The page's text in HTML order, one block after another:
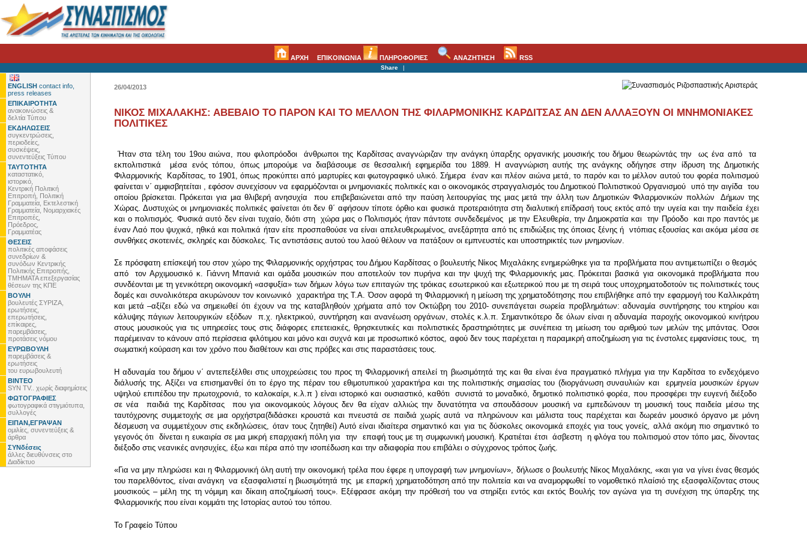
ΑΡΧΗ ΕΠΙΚΟΙΝΩΝΙΑ ΠΛΗΡΟΦΟΡΙΕΣ ΑΝΑΖΗΤΗΣΗ RSS
Share |
ENGLISH contact info,
press releases
ΕΠΙΚΑΙΡΟΤΗΤΑ
ανακοινώσεις &
δελτία Τύπου
ΕΚΔΗΛΩΣΕΙΣ
συγκεντρώσεις,
περιοδείες,
συσκέψεις,
συνεντεύξεις Τύπου
ΤΑΥΤΟΤΗΤΑ
καταστατικό,
ιστορικό,
Κεντρική Πολιτική
Επιτροπή, Πολιτική
Γραμματεία, Εκτελεστική
Γραμματεία, Νομαρχιακές
Επιτροπές,
Πρόεδρος,
Γραμματέας
ΘΕΣΕΙΣ
πολιτικές αποφάσεις
συνεδρίων &
συνόδων Κεντρικής
Πολιτικής Επιτροπής,
ΤΜΗΜΑΤΑ επεξεργασίας
θέσεων της ΚΠΕ
ΒΟΥΛΗ
βουλευτές ΣΥΡΙΖΑ,
ερωτήσεις,
επερωτήσεις,
επίκαιρες,
παρεμβάσεις,
προτάσεις νόμου
ΕΥΡΩΒΟΥΛΗ
παρεμβάσεις &
ερωτήσεις
του ευρωβουλευτή
ΒΙΝΤΕΟ
SYN TV.. χωρίς διαφημίσεις
ΦΩΤΟΓΡΑΦΙΕΣ
φωτογραφικά στιγμιότυπα,
συλλογές
ΕΙΠΑΝ,ΕΓΡΑΨΑΝ
ομιλίες, συνεντεύξεις &
άρθρα
ΣΥΝδέσεις
άλλες διευθύνσεις στο
Διαδίκτυο
26/04/2013
ΝΙΚΟΣ ΜΙΧΑΛΑΚΗΣ: ΑΒΕΒΑΙΟ ΤΟ ΠΑΡΟΝ ΚΑΙ ΤΟ ΜΕΛΛΟΝ ΤΗΣ ΦΙΛΑΡΜΟΝΙΚΗΣ ΚΑΡΔΙΤΣΑΣ ΑΝ ΔΕΝ ΑΛΛΑΞΟΥΝ ΟΙ ΜΝΗΜΟΝΙΑΚΕΣ
ΠΟΛΙΤΙΚΕΣ
Ήταν στα τέλη του 19ου αιώνα, που φιλοπρόοδοι άνθρωποι της Καρδίτσας αναγνώριζαν την ανάγκη ύπαρξης οργανικής μουσικής του δήμου θεωρώντάς την ως ένα από τα
εκπολιτιστικά μέσα ενός τόπου, όπως μπορούμε να διαβάσουμε σε θεσσαλική εφημερίδα του 1889. Η αναγνώριση αυτής της ανάγκης οδήγησε στην ίδρυση της Δημοτικής
Φιλαρμονικής Καρδίτσας, το 1901, όπως προκύπτει από μαρτυρίες και φωτογραφικό υλικό. Σήμερα έναν και πλέον αιώνα μετά, το παρόν και το μέλλον αυτού του φορέα πολιτισμού
φαίνεται ν΄ αμφισβητείται , εφόσον συνεχίσουν να εφαρμόζονται οι μνημονιακές πολιτικές και ο οικονομικός στραγγαλισμός του Δημοτικού Πολιτιστικού Οργανισμού υπό την αιγίδα του
οποίου βρίσκεται. Πρόκειται για μια θλιβερή ανησυχία που επιβεβαιώνεται από την παύση λειτουργίας της μιας μετά την άλλη των Δημοτικών Φιλαρμονικών πολλών Δήμων της
Χώρας. Δυστυχώς οι μνημονιακές πολιτικές φαίνεται ότι δεν θ΄ αφήσουν τίποτε όρθιο και φυσικά προτεραιότητα στη διαλυτική επίδρασή τους εκτός από την υγεία και την παιδεία έχει
και ο πολιτισμός. Φυσικά αυτό δεν είναι τυχαίο, διότι στη χώρα μας ο Πολιτισμός ήταν πάντοτε συνδεδεμένος με την Ελευθερία, την Δημοκρατία και την Πρόοδο και προ παντός με
έναν Λαό που ψυχικά, ηθικά και πολιτικά ήταν είτε προσπαθούσε να είναι απελευθερωμένος, ανεξάρτητα από τις επιδιώξεις της όποιας ξένης ή ντόπιας εξουσίας και ακόμα μέσα σε
συνθήκες σκοτεινές, σκληρές και δύσκολες. Τις αντιστάσεις αυτού του λαού θέλουν να πατάξουν οι εμπνευστές και υποστηρικτές των μνημονίων.
Σε πρόσφατη επίσκεψή του στον χώρο της Φιλαρμονικής ορχήστρας του Δήμου Καρδίτσας ο βουλευτής Νίκος Μιχαλάκης ενημερώθηκε για τα προβλήματα που αντιμετωπίζει ο θεσμός
από τον Αρχιμουσικό κ. Γιάννη Μπανιά και ομάδα μουσικών που αποτελούν τον πυρήνα και την ψυχή της Φιλαρμονικής μας. Πρόκειται βασικά για οικονομικά προβλήματα που
συνδέονται με τη γενικότερη οικονομική «ασφυξία» των δήμων λόγω των επιταγών της τρόικας εσωτερικού και εξωτερικού που με τη σειρά τους υποχρηματοδοτούν τις πολιτιστικές τους
δομές και συνολικότερα ακυρώνουν τον κοινωνικό χαρακτήρα της Τ.Α. Όσον αφορά τη Φιλαρμονική η μείωση της χρηματοδότησης που επιβλήθηκε από την εφαρμογή του Καλλικράτη
και μετά –αξίζει εδώ να σημειωθεί ότι έχουν να της καταβληθούν χρήματα από τον Οκτώβρη του 2010- συνεπάγεται σωρεία προβλημάτων: αδυναμία συντήρησης του κτηρίου και
κάλυψης πάγιων λειτουργικών εξόδων π.χ. ηλεκτρικού, συντήρηση και ανανέωση οργάνων, στολές κ.λ.π. Σημαντικότερο δε όλων είναι η αδυναμία παροχής οικονομικού κινήτρου
στους μουσικούς για τις υπηρεσίες τους στις διάφορες επετειακές, θρησκευτικές και πολιτιστικές δραστηριότητες με συνέπεια τη μείωση του αριθμού των μελών της μπάντας. Όσοι
παρέμειναν το κάνουν από περίσσεια φιλότιμου και μόνο και συχνά και με προσωπικό κόστος, αφού δεν τους παρέχεται η παραμικρή αποζημίωση για τις ένστολες εμφανίσεις τους, τη
σωματική κούραση και τον χρόνο που διαθέτουν και στις πρόβες και στις παραστάσεις τους.
Η αδυναμία του δήμου ν΄ αντεπεξέλθει στις υποχρεώσεις του προς τη Φιλαρμονική απειλεί τη βιωσιμότητά της και θα είναι ένα πραγματικό πλήγμα για την Καρδίτσα το ενδεχόμενο
διάλυσής της. Αξίζει να επισημανθεί ότι το έργο της πέραν του εθιμοτυπικού χαρακτήρα και της πολιτιστικής σημασίας του (διοργάνωση συναυλιών και ερμηνεία μουσικών έργων
υψηλού επιπέδου την πρωτοχρονιά, το καλοκαίρι, κ.λ.π ) είναι ιστορικό και ουσιαστικό, καθότι συνιστά το μοναδικό, δημοτικό πολιτιστικό φορέα, που προσφέρει την ευγενή διέξοδο
σε νέα παιδιά της Καρδίτσας που για οικονομικούς λόγους δεν θα είχαν αλλιώς την δυνατότητα να σπουδάσουν μουσική να εμπεδώνουν τη μουσική τους παιδεία μέσω της
ταυτόχρονης συμμετοχής σε μια ορχήστρα(διδάσκει κρουστά και πνευστά σε παιδιά χωρίς αυτά να πληρώνουν και μάλιστα τους παρέχεται και δωρεάν μουσικό όργανο με μόνη
δέσμευση να συμμετέχουν στις εκδηλώσεις, όταν τους ζητηθεί) Αυτό είναι ιδιαίτερα σημαντικό και για τις δύσκολες οικονομικά εποχές για τους γονείς, αλλά ακόμη πιο σημαντικό το
γεγονός ότι δίνεται η ευκαιρία σε μια μικρή επαρχιακή πόλη για την επαφή τους με τη συμφωνική μουσική. Κρατιέται έτσι άσβεστη η φλόγα του πολιτισμού στον τόπο μας, δίνοντας
διέξοδο στις νεανικές ανησυχίες, έξω και πέρα από την ισοπέδωση και την αδιαφορία που επιβάλει ο σύγχρονος τρόπος ζωής.
«Για να μην πληρώσει και η Φιλαρμονική όλη αυτή την οικονομική τρέλα που έφερε η υπογραφή των μνημονίων», δήλωσε ο βουλευτής Νίκος Μιχαλάκης, «και για να γίνει ένας θεσμός
του παρελθόντος, είναι ανάγκη να εξασφαλιστεί η βιωσιμότητά της με επαρκή χρηματοδότηση από την πολιτεία και να αναμορφωθεί το νομοθετικό πλαίσιό της εξασφαλίζοντας στους
μουσικούς – μέλη της τη νόμιμη και δίκαιη αποζημίωσή τους». Εξέφρασε ακόμη την πρόθεσή του να στηρίξει εντός και εκτός Βουλής τον αγώνα για τη συνέχιση της ύπαρξης της
Φιλαρμονικής που είναι κομμάτι της Ιστορίας αυτού του τόπου.
To Γραφείο Τύπου